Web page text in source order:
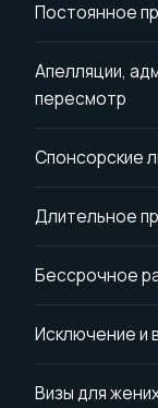
Постоянное
Апелляции,
пересмотр
Спонсорские
Длительное
Бессрочное
Исключение и
Визы для